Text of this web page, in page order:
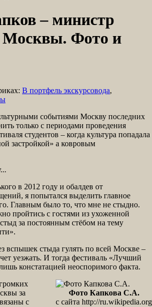
– министр
Москвы. Фото и
В портфель экскурсовода,
событиями Москву последних
только с периодами проведения
студентов – когда культура попадала
застройкой» а ковровым
в 2012 году и обалдев от
я попытался выделить главное
Главным было то, что мне не стыдно.
пройтись с гостями из ухоженной
за постоянным стёбом на тему
вспышек стыда гулять по всей Москве –
уезжать. И тогда фестиваль «Лучший
констатацией неоспоримого факта.
Фото Капкова С.А.
с сайта http://ru.wikipedia.org
за
с